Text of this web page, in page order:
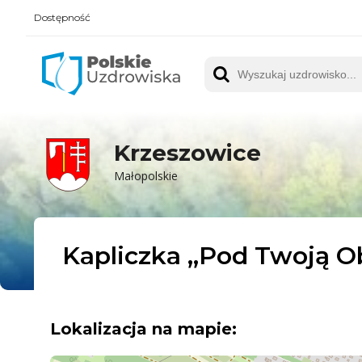
Dostępność
Krzeszowice
Małopolskie
Kapliczka ,,Pod Twoją
Lokalizacja na mapie: